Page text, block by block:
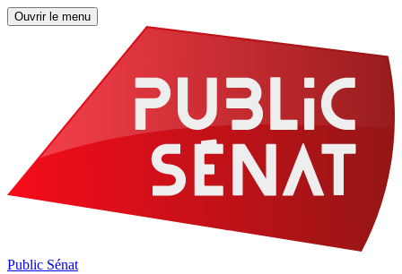
Ouvrir le menu
Public Sénat